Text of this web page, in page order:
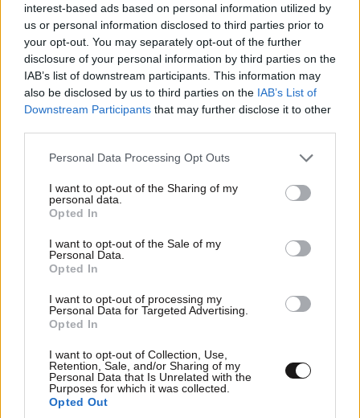
interest-based ads based on personal information utilized by
us or personal information disclosed to third parties prior to
your opt-out. You may separately opt-out of the further
disclosure of your personal information by third parties on the
IAB’s list of downstream participants. This information may
also be disclosed by us to third parties on the IAB’s List of
Downstream Participants that may further disclose it to other
Please note that this website/app uses one or more Google
not limited to your visit or usage behaviour. You may click to
grant or deny consent to Google and its third-party tags to
use your data for below specified purposes in below Google
consent section.
Personal Data Processing Opt Outs
I want to opt-out of the Sharing of my
personal data.
Opted In
I want to opt-out of the Sale of my
Personal Data.
Opted In
I want to opt-out of processing my
Personal Data for Targeted Advertising.
Opted In
I want to opt-out of Collection, Use,
Retention, Sale, and/or Sharing of my
Personal Data that Is Unrelated with the
Purposes for which it was collected.
Opted Out
ΑπόκτησεΔΩΡΕΑΝ ή με έκπτωση εισιτήρια,
εξαργυρώνοντας seasmiles
Κέρδισε έως -20%στη γραμμή του Ηρακλείου
Επωφελήσου απόέως -35%σε 350+ συνεργάτες
σε όλη την Ελλάδα
@sea, ένα διαδραστικό portal εν πλω
Η Anek Lines φροντίζει να έχεις συνεχή ενημέρωση
και ποιοτική ψυχαγωγία καθ’ όλη τη διάρκεια του
ταξιδιού σου. Το @sea είναι ένα διαδραστικό,
πολυχρηστικό portal με ελεύθερη πρόσβαση,
σχεδιασμένο για να μετατρέπει το ταξίδι με τα πλοία
μας σε μια πραγματικά ευχάριστη και ολοκληρωμένη
πληροφορίες για το ταξίδι σου, άκουσε podcast και
μουσική, βρες παιχνίδια για να ψυχαγωγηθούν τα
μικρά παιδιά, εκμεταλλεύσου τον χρόνο σου όσο